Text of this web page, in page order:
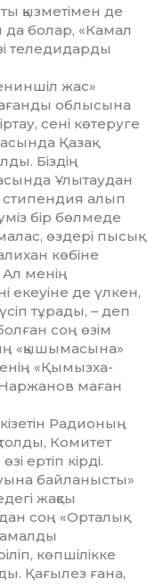
қыз­метімен де
да болар, «Камал
теледидарды
жас»
облысына
сені көтеруге
Қазақ
Біздің
Ұлытаудан
стипендия алып
бір бөлмеде
өздері пысық
кө­біне
Ал менің
екеуіне де үлкен,
тұрады, – деп
соң өзім
«қышымасына»
«Қымыз­ха­
маған
Радионың
Комитет
ертіп кірді.
байланысты»
жақсы
соң «Орта­лық
көпшілік­ке
Қағы­лез ғана,